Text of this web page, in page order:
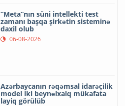
“Meta”nın süni intellekti test
zamanı başqa şirkətin sisteminə
daxil olub
06-08-2026
Azərbaycanın rəqəmsal idarəçilik
model iki beynəlxalq mükafata
layiq görülüb